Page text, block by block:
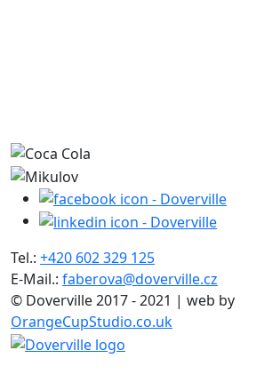
Tel.: +420 602 329 125
E-Mail.: faberova@doverville.cz
© Doverville 2017 - 2021 | web by
OrangeCupStudio.co.uk